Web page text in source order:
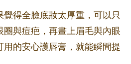
覺得全臉底妝太厚重，可以只
圈與痘疤，再畫上眉毛與內眼
用的安心護唇膏，就能瞬間提